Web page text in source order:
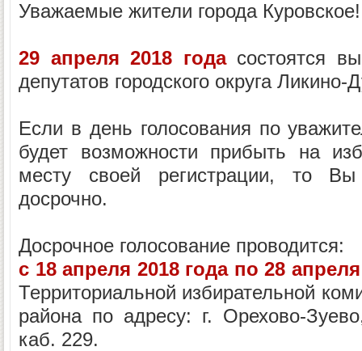
Уважаемые жители города Куровское!
29 апреля 2018 годасостоятся
депутатов городского округа
Если в день голосования по
будет возможности прибыть на
месту своей регистрации, то Вы
досрочно.
Досрочное голосование проводится:
с 18 апреля 2018 года по 28
Территориальной избирательной
района по адресу: г. Орехово-
каб. 229.